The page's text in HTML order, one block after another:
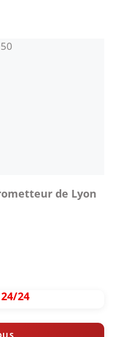
de Lyon
24